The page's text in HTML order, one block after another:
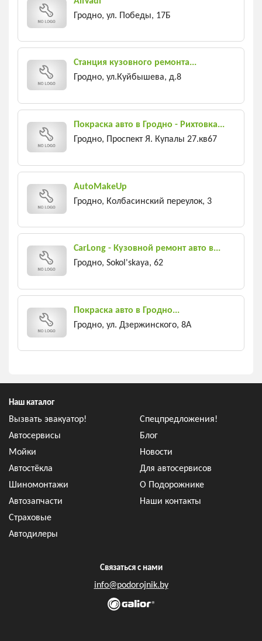
Гродно, ул. Победы, 17Б
Станция кузовного ремонта...
Гродно, ул.Куйбышева, д.8
Покраска авто в Гродно - Рихтовка...
Гродно, Проспект Я. Купалы 27.кв67
AutoMakeUp
Гродно, Колбасинский переулок, 3
CarLong - Кузовной ремонт авто в...
Гродно, Sokol'skaya, 62
Покраска авто в Гродно...
Гродно, ул. Дзержинского, 8А
Наш каталог
Вызвать эвакуатор!
Автосервисы
Мойки
Автостёкла
Шиномонтажи
Автозапчасти
Страховые
Автодилеры
Спецпредложения!
Блог
Новости
Для автосервисов
О Подорожнике
Наши контакты
Связаться с нами
info@podorojnik.by